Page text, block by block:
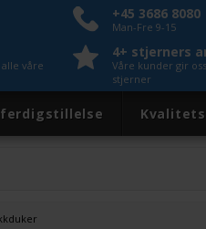
+45 3686 8080
Man-Fre 9-15
våre
4+ stjerners
Våre kunder gir
stjerner